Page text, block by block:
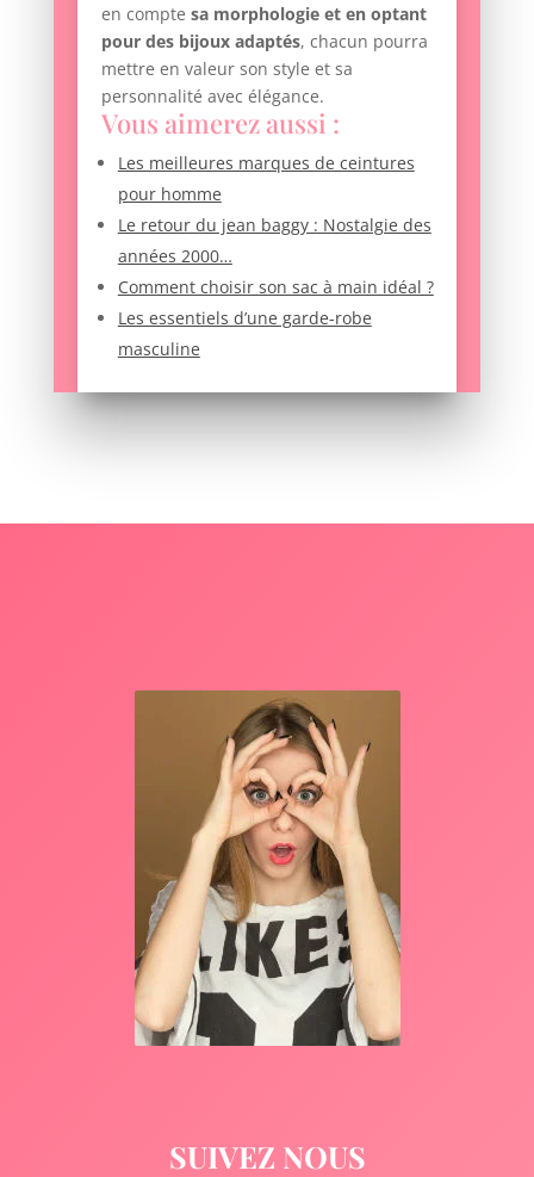
en compte sa morphologie et en optant
pour des bijoux adaptés, chacun pourra
mettre en valeur son style et sa
personnalité avec élégance.
Vous aimerez aussi :
Les meilleures marques de ceintures
pour homme
Le retour du jean baggy : Nostalgie des
années 2000…
Comment choisir son sac à main idéal ?
Les essentiels d’une garde-robe
masculine
SUIVEZ NOUS